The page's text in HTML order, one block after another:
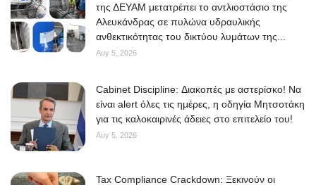
της ΔΕΥΑΜ μετατρέπει το αντλιοστάσιο της
Αλευκάνδρας σε πυλώνα υδραυλικής
ανθεκτικότητας του δικτύου λυμάτων της...
Αυγ 5, 2026
Cabinet Discipline: Διακοπές με αστερίσκο! Να
είναι alert όλες τις ημέρες, η οδηγία Μητσοτάκη
για τις καλοκαιρινές άδειες στο επιτελείο του!
Αυγ 5, 2026
Tax Compliance Crackdown: Ξεκινούν οι